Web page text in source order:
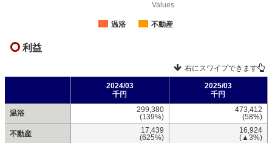
Values
温浴 不動産
利益
右にスワイプできます
2024/03
千円
2025/03
千円
温浴
299,380
(139%)
473,412
(58%)
不動産
17,439
(625%)
16,924
(▲3%)